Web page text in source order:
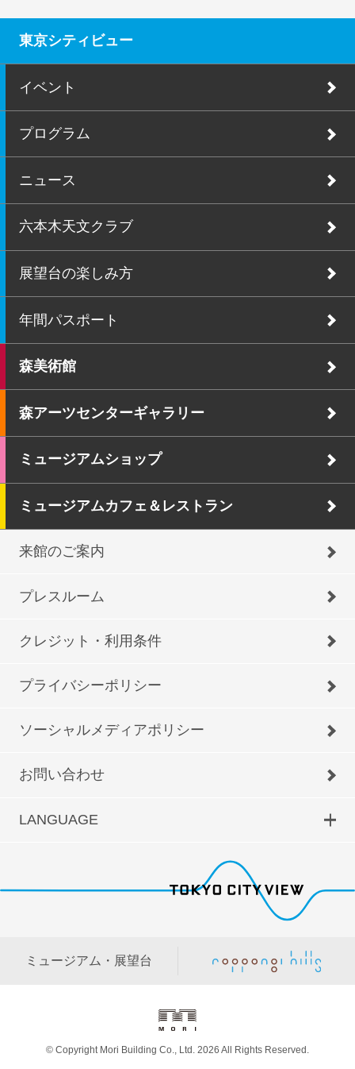
東京シティビュー
イベント
プログラム
ニュース
六本木天文クラブ
展望台の楽しみ方
年間パスポート
森美術館
森アーツセンターギャラリー
ミュージアムショップ
ミュージアムカフェ＆レストラン
来館のご案内
プレスルーム
クレジット・利用条件
プライバシーポリシー
ソーシャルメディアポリシー
お問い合わせ
LANGUAGE
ミュージアム・展望台
© Copyright Mori Building Co., Ltd. 2026 All Rights Reserved.